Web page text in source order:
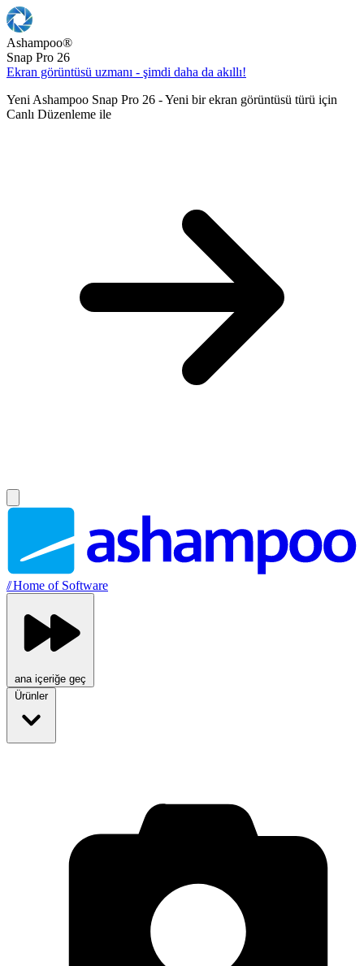
Ashampoo®
Snap Pro 26
Ekran görüntüsü uzmanı - şimdi daha da akıllı!
Yeni Ashampoo Snap Pro 26 - Yeni bir ekran görüntüsü türü için
Canlı Düzenleme ile
//Home of Software
ana içeriğe geç
Ürünler